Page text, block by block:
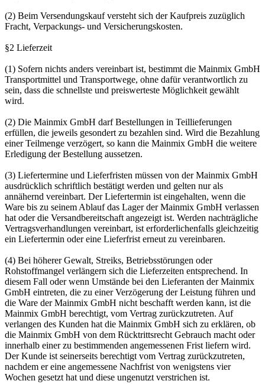
(2) Beim Versendungskauf versteht sich der Kaufpreis zuzüglich
Fracht, Verpackungs- und Versicherungskosten.
§2 Lieferzeit
(1) Sofern nichts anders vereinbart ist, bestimmt die Mainmix GmbH
Transportmittel und Transportwege, ohne dafür verantwortlich zu
sein, dass die schnellste und preiswerteste Möglichkeit gewählt
wird.
(2) Die Mainmix GmbH darf Bestellungen in Teillieferungen
erfüllen, die jeweils gesondert zu bezahlen sind. Wird die Bezahlung
einer Teilmenge verzögert, so kann die Mainmix GmbH die weitere
Erledigung der Bestellung aussetzen.
(3) Liefertermine und Lieferfristen müssen von der Mainmix GmbH
ausdrücklich schriftlich bestätigt werden und gelten nur als
annähernd vereinbart. Der Liefertermin ist eingehalten, wenn die
Ware bis zu seinem Ablauf das Lager der Mainmix GmbH verlassen
hat oder die Versandbereitschaft angezeigt ist. Werden nachträgliche
Vertragsverhandlungen vereinbart, ist erforderlichenfalls gleichzeitig
ein Liefertermin oder eine Lieferfrist erneut zu vereinbaren.
(4) Bei höherer Gewalt, Streiks, Betriebsstörungen oder
Rohstoffmangel verlängern sich die Lieferzeiten entsprechend. In
diesem Fall oder wenn Umstände bei den Lieferanten der Mainmix
GmbH eintreten, die zu einer Verzögerung der Leistung führen und
die Ware der Mainmix GmbH nicht beschafft werden kann, ist die
Mainmix GmbH berechtigt, vom Vertrag zurückzutreten. Auf
verlangen des Kunden hat die Mainmix GmbH sich zu erklären, ob
die Mainmix GmbH von dem Rücktrittsrecht Gebrauch macht oder
innerhalb einer zu bestimmenden angemessenen Frist liefern wird.
Der Kunde ist seinerseits berechtigt vom Vertrag zurückzutreten,
nachdem er eine angemessene Nachfrist von wenigstens vier
Wochen gesetzt hat und diese ungenutzt verstrichen ist.